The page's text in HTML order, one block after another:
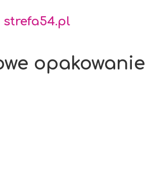
strefa54.pl
opakowanie